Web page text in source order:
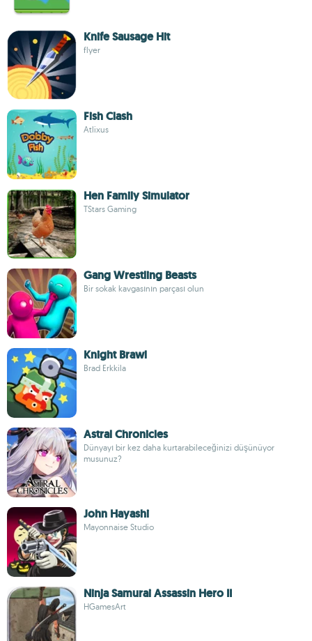
Knife Sausage Hit
flyer
Fish Clash
Atlixus
Hen Family Simulator
TStars Gaming
Gang Wrestling Beasts
Bir sokak kavgasının parçası olun
Knight Brawl
Brad Erkkila
Astral Chronicles
Dünyayı bir kez daha kurtarabileceğinizi düşünüyor
musunuz?
John Hayashi
Mayonnaise Studio
Ninja Samurai Assassin Hero II
HGamesArt